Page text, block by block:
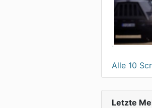
Alle 10
Letzte